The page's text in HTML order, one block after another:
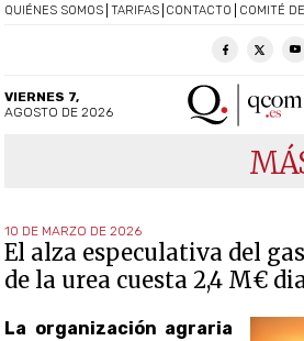
QUIÉNES SOMOS TARIFAS CONTACTO COMITÉ
VIERNES 7,
AGOSTO DE 2026
10 DE MARZO DE 2026
El alza especulativa del
de la urea cuesta 2,4 M€
La organización agraria